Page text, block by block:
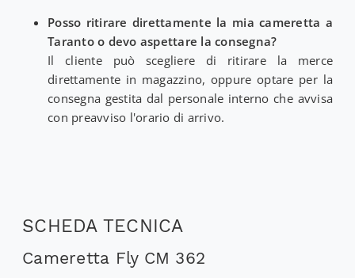
Posso ritirare direttamente la mia cameretta a
Taranto o devo aspettare la consegna?
Il cliente può scegliere di ritirare la merce
direttamente in magazzino, oppure optare per la
consegna gestita dal personale interno che avvisa
con preavviso l'orario di arrivo.
SCHEDA TECNICA
Cameretta Fly CM 362